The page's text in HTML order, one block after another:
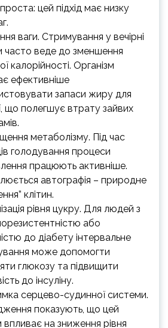
цей підхід має низку
ваги. Стримування у вечірні
часто веде до зменшення
калорійності. Організм
ефективніше
запаси жиру для
що полегшує втрату зайвих
метаболізму. Під час
голодування процеси
працюють активніше.
автографія – природне
клітин.
рівня цукру. Для людей з
або
до діабету інтервальне
може допомогти
глюкозу та підвищити
до інсуліну.
серцево-судинної системи.
показують, що цей
на зниження рівня